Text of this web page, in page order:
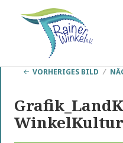
Rainer Winkel
VORHERIGES BILD